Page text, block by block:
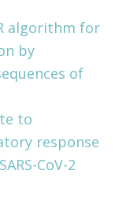
algorithm for
by
of
to
response
CoV-2